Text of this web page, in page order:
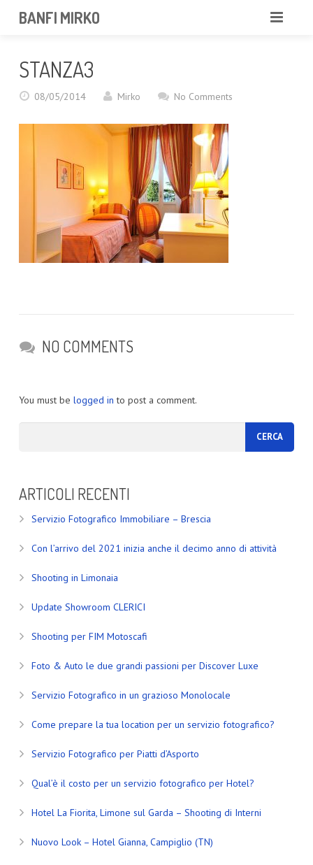
BANFI MIRKO
CONTATTAMI
STANZA3
08/05/2014 Mirko No Comments
NO COMMENTS
You must be logged in to post a comment.
ARTICOLI RECENTI
Servizio Fotografico Immobiliare – Brescia
Con l’arrivo del 2021 inizia anche il decimo anno di attività
Shooting in Limonaia
Update Showroom CLERICI
Shooting per FIM Motoscafi
Foto & Auto le due grandi passioni per Discover Luxe
Servizio Fotografico in un grazioso Monolocale
Come prepare la tua location per un servizio fotografico?
Servizio Fotografico per Piatti d’Asporto
Qual’è il costo per un servizio fotografico per Hotel?
Hotel La Fiorita, Limone sul Garda – Shooting di Interni
Nuovo Look – Hotel Gianna, Campiglio (TN)